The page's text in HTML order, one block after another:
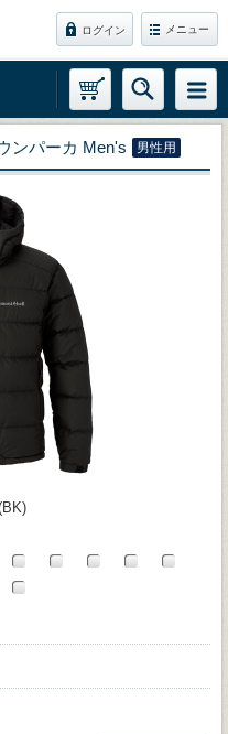
ログイン メニュー
ンパーカ Men's 男性用